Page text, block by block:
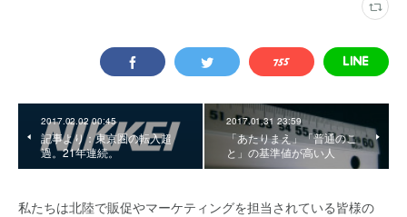
2017.02.02 00:45
記事より：東京圏の転入超
過。21年連続。
2017.01.31 23:59
「あたりまえ」「普通のこ
と」の基準値が高い人
私たちは北陸で販促やマーケティングを担当されている皆様の